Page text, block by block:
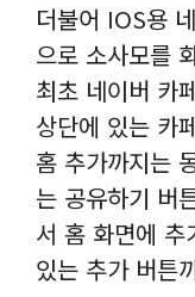
더불어 IOS용
으로 소사모를
최초 네이버 카
상단에 있는 카
홈 추가까지는
는 공유하기 버
서 홈 화면에 추
있는 추가 버튼